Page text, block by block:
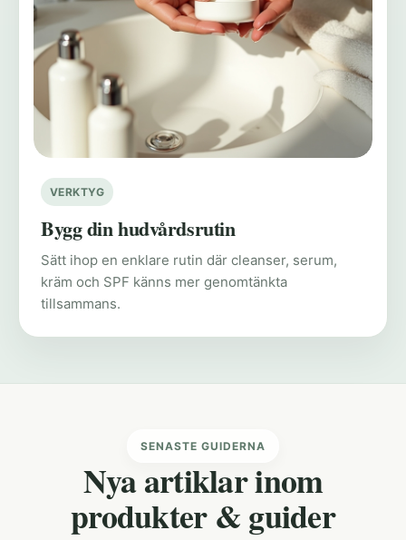
VERKTYG
Bygg din hudvårdsrutin
Sätt ihop en enklare rutin där cleanser, serum,
kräm och SPF känns mer genomtänkta
tillsammans.
SENASTE GUIDERNA
Nya artiklar inom
produkter & guider